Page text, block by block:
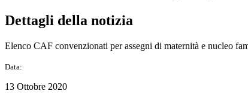
Dettagli della notizia
Elenco CAF convenzionati per assegni di maternità e nucleo
Data:
13 Ottobre 2020